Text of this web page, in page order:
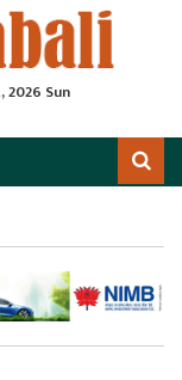
2026 Sun